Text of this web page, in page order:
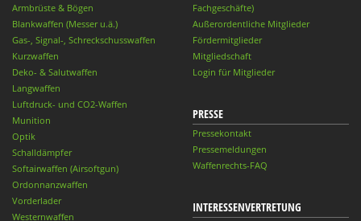
Armbrüste & Bögen
Blankwaffen (Messer u.ä.)
Gas-, Signal-, Schreckschusswaffen
Kurzwaffen
Deko- & Salutwaffen
Langwaffen
Luftdruck- und CO2-Waffen
Munition
Optik
Schalldämpfer
Softairwaffen (Airsoftgun)
Ordonnanzwaffen
Vorderlader
Westernwaffen
Fachgeschäfte)
Außerordentliche Mitglieder
Fördermitglieder
Mitgliedschaft
Login für Mitglieder
PRESSE
Pressekontakt
Pressemeldungen
Waffenrechts-FAQ
INTERESSENVERTRETUNG